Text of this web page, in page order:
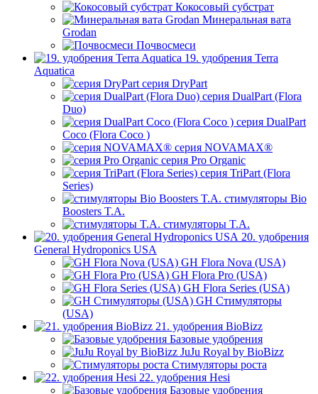
Кокосовый субстрат
Минеральная вата
Grodan
Почвосмеси
19. удобрения Terra
Aquatica
серия DryPart
серия DualPart (Flora
Duo)
серия DualPart
Coco (Flora Coco )
серия NOVAMAX®
серия Pro Organic
серия TriPart (Flora
Series)
стимуляторы Bio
Boosters T.A.
стимуляторы T.A.
20. удобрения
General Hydroponics USA
GH Flora Nova (USA)
GH Flora Pro (USA)
GH Flora Series (USA)
GH Стимуляторы
(USA)
21. удобрения BioBizz
Базовые удобрения
JuJu Royal by BioBizz
Стимуляторы роста
22. удобрения Hesi
Базовые удобрения